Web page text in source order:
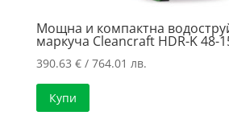
Мощна и компактна
маркуча Cleancraft HDR-K 48-
390.63 €/ 764.01 лв.
Купи